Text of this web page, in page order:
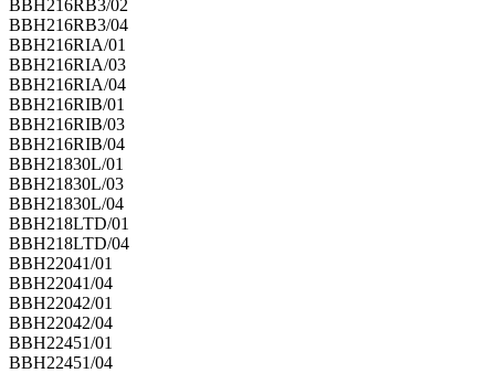
BBH216RB3/02
BBH216RB3/04
BBH216RIA/01
BBH216RIA/03
BBH216RIA/04
BBH216RIB/01
BBH216RIB/03
BBH216RIB/04
BBH21830L/01
BBH21830L/03
BBH21830L/04
BBH218LTD/01
BBH218LTD/04
BBH22041/01
BBH22041/04
BBH22042/01
BBH22042/04
BBH22451/01
BBH22451/04